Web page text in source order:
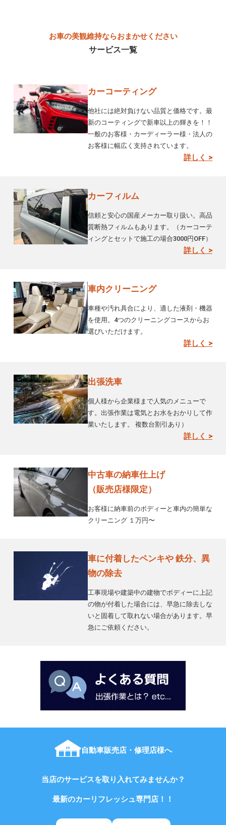
お車の美観維持ならおまかせください
サービス一覧
カーコーティング
他社には絶対負けない品質と価格です。最
新のコーティングで新車以上の輝きを！！
一般のお客様・カーディーラー様・法人の
お客様に幅広く支持されています。
詳しく >
カーフィルム
信頼と安心の国産メーカー取り扱い。高品
質断熱フィルムもあります。（カーコーテ
ィングとセットで施工の場合3000円OFF）
詳しく >
車内クリーニング
車種や汚れ具合により、適した液剤・機器
を使用。4つのクリーニングコースからお
選びいただけます。
詳しく >
出張洗車
個人様から企業様まで人気のメニューで
す。出張作業は電気とお水をおかりして作
業いたします。 複数台割引あり）
詳しく >
中古車の納車仕上げ
（販売店様限定）
お客様に納車前のボディーと車内の簡単な
クリーニング １万円〜
車に付着したペンキや 鉄分、異
物の除去
工事現場や建築中の建物でボディーに上記
の物が付着した場合には、早急に除去しな
いと固着して取れない場合があります。早
急にご依頼ください。
自動車販売店・修理店様へ
当店のサービスを取り入れてみませんか？
最新のカーリフレッシュ専門店！！